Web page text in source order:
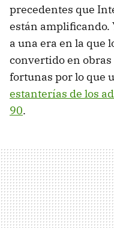
precedentes que
están amplificando.
a una era en la que
convertido en obras
fortunas por lo que
estanterías de los
90.